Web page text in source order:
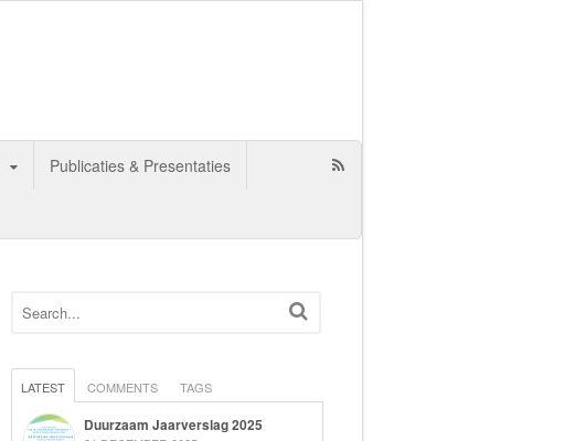
Publicaties & Presentaties
LATEST COMMENTS TAGS
Duurzaam Jaarverslag 2025